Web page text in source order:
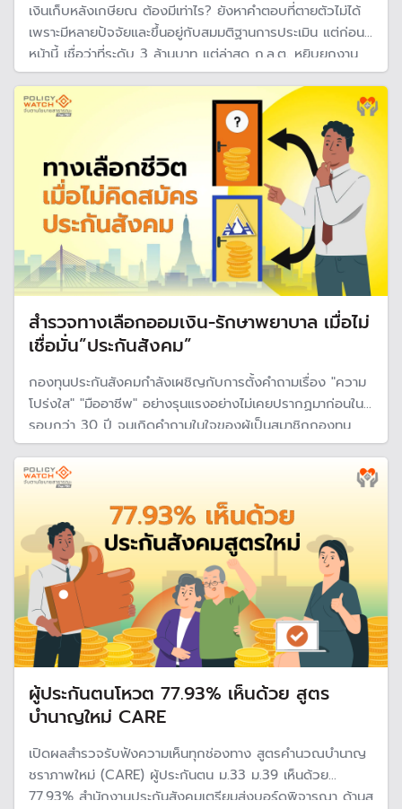
เงินเก็บหลังเกษียณ ต้องมีเท่าไร? ยังหาคำตอบที่ตายตัวไม่ได้
เพราะมีหลายปัจจัยและขึ้นอยู่กับสมมติฐานการประเมิน แต่ก่อน
หน้านี้ เชื่อว่าที่ระดับ 3 ล้านบาท แต่ล่าสุด ก.ล.ต. หยิบยกงาน
วิจัย โดยเรียกว่าเงินเกษียณขั้นต่ำพึงมี (MLS) กรณีมีโรค
ประจำตัวและใช้ชีวิตพอเพียง กำหนดไว้ที่ 5 ล้านบาท
สำรวจทางเลือกออมเงิน-รักษาพยาบาล เมื่อไม่
เชื่อมั่น”ประกันสังคม”
กองทุนประกันสังคมกำลังเผชิญกับการตั้งคำถามเรื่อง "ความ
โปร่งใส" "มืออาชีพ" อย่างรุนแรงอย่างไม่เคยปรากฏมาก่อนใน
รอบกว่า 30 ปี จนเกิดคำถามในใจของผู้เป็นสมาชิกกองทุน
และผู้ที่กำลังจะสมัครเป็นสมาชิกกองทุนว่า คนไทยที่ไม่มี
สวัสดิการอื่น อย่างข้าราชการและพนักงานรัฐวิสาหกิจ มีทาง
เลือกอื่นหรือไม่?
ผู้ประกันตนโหวต 77.93% เห็นด้วย สูตร
บำนาญใหม่ CARE
เปิดผลสำรวจรับฟังความเห็นทุกช่องทาง สูตรคำนวณบำนาญ
ชราภาพใหม่ (CARE) ผู้ประกันตน ม.33 ม.39 เห็นด้วย
77.93% สำนักงานประกันสังคมเตรียมส่งบอร์ดพิจารณา ด้านส